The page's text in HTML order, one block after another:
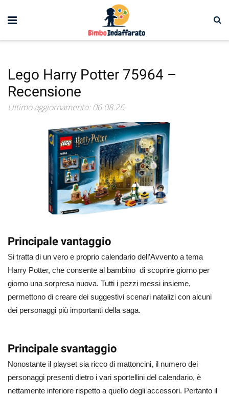
Lego Harry Potter 75964 –
Recensione
Ultimo aggiornamento: 06.08.26
Principale vantaggio
Si tratta di un vero e proprio calendario dell’Avvento a tema
Harry Potter, che consente al bambino di scoprire giorno per
giorno una sorpresa nuova. Tutti i pezzi messi insieme,
permettono di creare dei suggestivi scenari natalizi con alcuni
dei personaggi più importanti della saga.
Principale svantaggio
Nonostante il playset sia ricco di mattoncini, il numero dei
personaggi presenti dietro i vari sportellini del calendario, è
nettamente inferiore rispetto a quello degli accessori. Pertanto il